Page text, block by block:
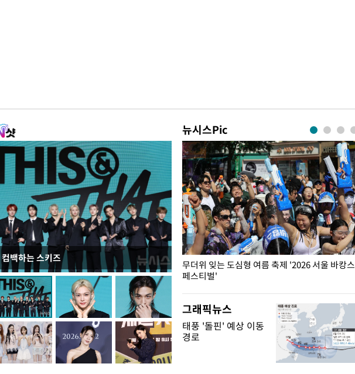
컴백하는 스키즈
뉴시스Pic
청와대 일주일
무더위 잊는 도심형 여름 축제 '2026 서울 바캉스
페스티벌'
그래픽뉴스
태풍 '돌핀' 예상 이동
경로